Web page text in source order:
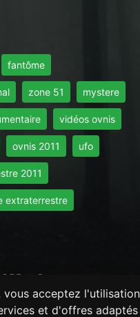
vous acceptez l'utilisation
et d'offres adaptés
fantôme
zone 51 mystere
vidéos ovnis
ovnis 2011 ufo
2011
extraterrestre
Contact